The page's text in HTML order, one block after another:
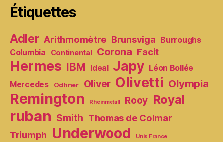
Étiquettes
Adler Arithmomètre Brunsviga Burroughs
Columbia
Continental Corona Facit
Hermes IBM Ideal Japy Léon Bollée
Mercedes
Odhner Oliver Olivetti Olympia
Remington Rheinmetall Rooy Royal
ruban Smith Thomas de Colmar
Triumph Underwood Unis France